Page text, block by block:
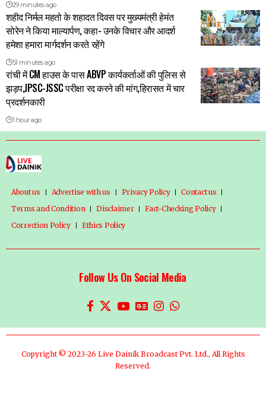
29 minutes ago
शहीद निर्मल महतो के शहादत दिवस पर मुख्यमंत्री हेमंत
सोरेन ने किया माल्यार्पण, कहा- उनके विचार और आदर्श
हमेशा हमारा मार्गदर्शन करते रहेंगे
51 minutes ago
रांची में CM हाउस के पास ABVP कार्यकर्ताओं की पुलिस से
झड़प,JPSC-JSSC परीक्षा रद करने की मांग,हिरासत में चार
प्रदर्शनकारी
1 hour ago
About us Advertise with us Privacy Policy
Contact us
Terms and Condition
Disclaimer
Fact-Checking Policy
Correction Policy
Ethics Policy
Follow Us On Social Media
Copyright © 2023-26 Live Dainik Broadcast Pvt. Ltd., All Rights
Reserved.